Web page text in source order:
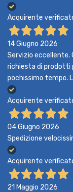
Acquirente
14 Giugno 2026
Servizio eccellente.
richiesta di prodotti
pochissimo tempo.
Acquirente
04 Giugno 2026
Spedizione
Acquirente
21 Maggio 2026